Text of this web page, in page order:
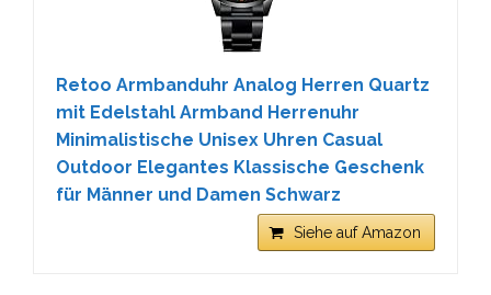
Retoo Armbanduhr Analog Herren Quartz
mit Edelstahl Armband Herrenuhr
Minimalistische Unisex Uhren Casual
Outdoor Elegantes Klassische Geschenk
für Männer und Damen Schwarz
Siehe auf Amazon